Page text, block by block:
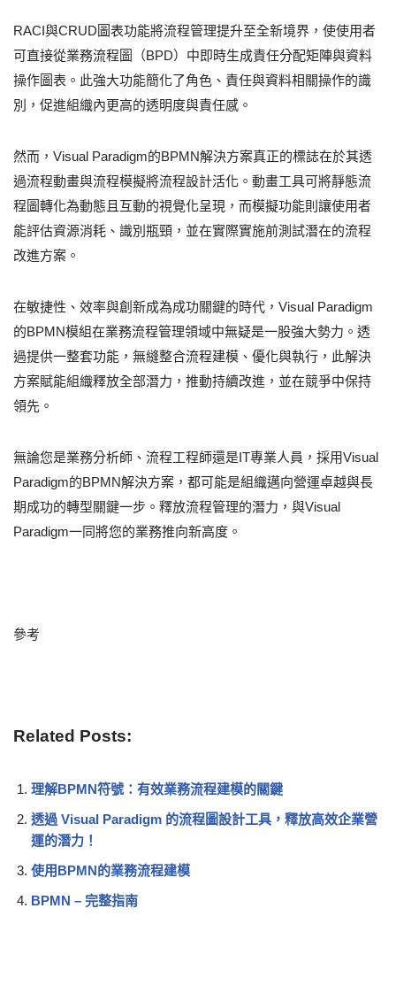
RACI與CRUD圖表功能將流程管理提升至全新境界，使使用者
可直接從業務流程圖（BPD）中即時生成責任分配矩陣與資料
操作圖表。此強大功能簡化了角色、責任與資料相關操作的識
別，促進組織內更高的透明度與責任感。
然而，Visual Paradigm的BPMN解決方案真正的標誌在於其透
過流程動畫與流程模擬將流程設計活化。動畫工具可將靜態流
程圖轉化為動態且互動的視覺化呈現，而模擬功能則讓使用者
能評估資源消耗、識別瓶頸，並在實際實施前測試潛在的流程
改進方案。
在敏捷性、效率與創新成為成功關鍵的時代，Visual Paradigm
的BPMN模組在業務流程管理領域中無疑是一股強大勢力。透
過提供一整套功能，無縫整合流程建模、優化與執行，此解決
方案賦能組織釋放全部潛力，推動持續改進，並在競爭中保持
領先。
無論您是業務分析師、流程工程師還是IT專業人員，採用Visual
Paradigm的BPMN解決方案，都可能是組織邁向營運卓越與長
期成功的轉型關鍵一步。釋放流程管理的潛力，與Visual
Paradigm一同將您的業務推向新高度。
參考
Related Posts:
理解BPMN符號：有效業務流程建模的關鍵
透過 Visual Paradigm 的流程圖設計工具，釋放高效企業營
運的潛力！
使用BPMN的業務流程建模
BPMN – 完整指南